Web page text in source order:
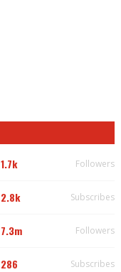
1.7k Followers
2.8k Subscribes
7.3m Followers
286 Subscribes